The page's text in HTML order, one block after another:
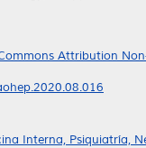
Attribution
Interna, Psiquiatría,